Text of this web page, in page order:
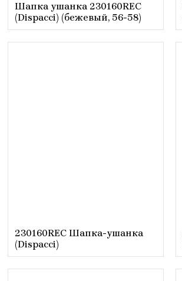
Шапка ушанка 230160REС
(Dispacci) (бежевый, 56-58)
230160REC Шапка-ушанка
(Dispacci)